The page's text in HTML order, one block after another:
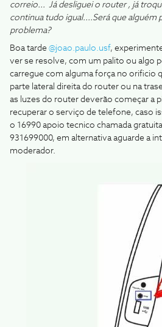
correio... Já desliguei o router , já
continua tudo igual....Será que alguém
problema?
Boa tarde ​ @joao.paulo.usf,
ver se resolve, com um palito ou algo
carregue com alguma força no orificio
parte lateral direita do router ou na
as luzes do router deverão começar a
recuperar o serviço de telefone, caso
o 16990 apoio tecnico chamada
931699000, em alternativa aguarde a
moderador.